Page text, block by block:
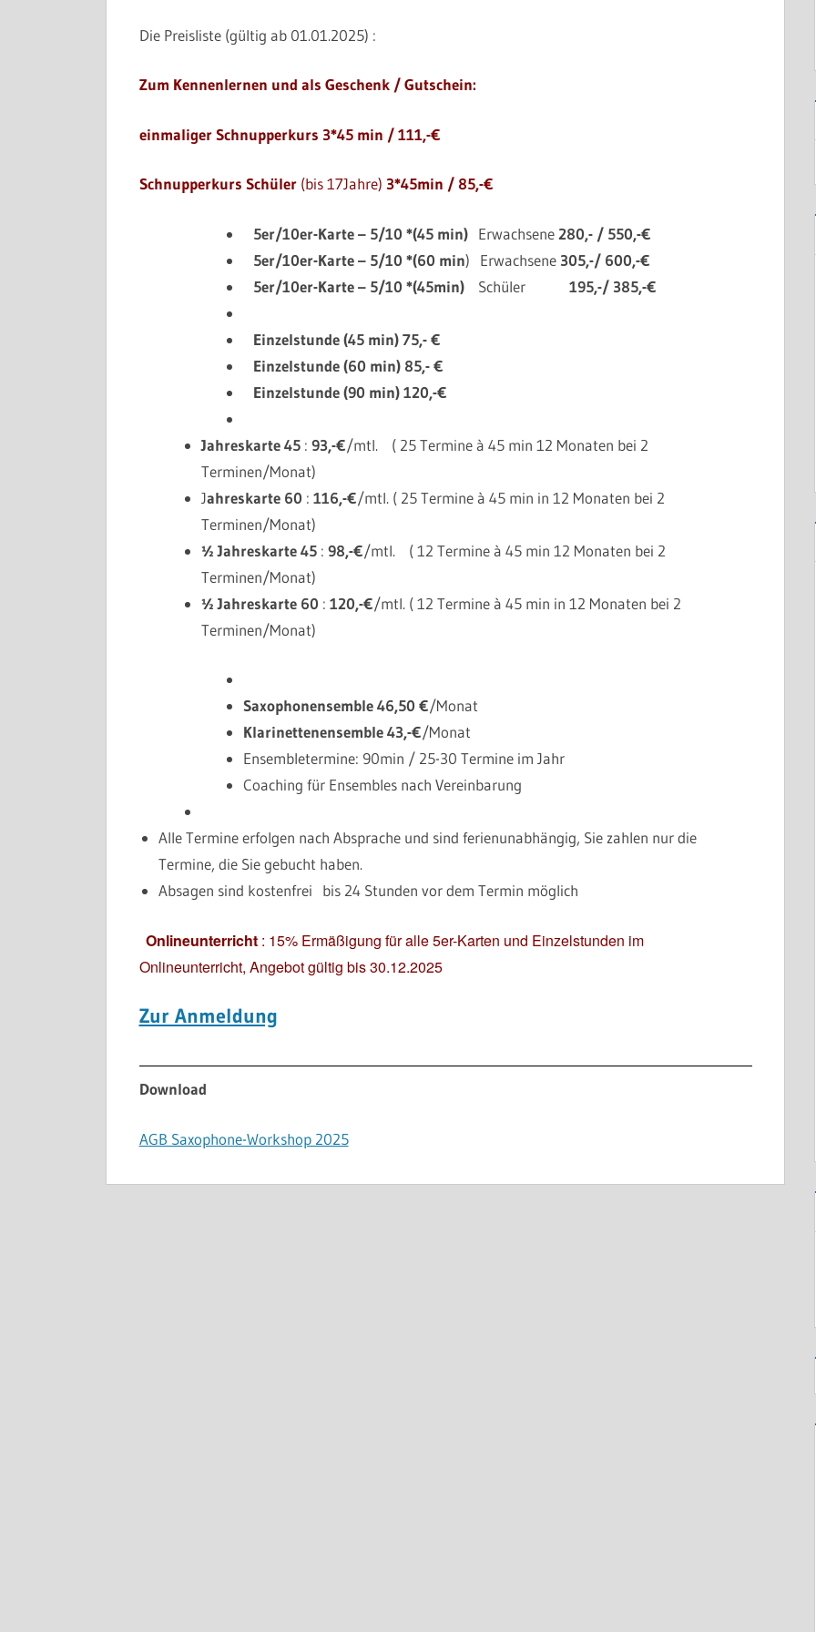
Die Preisliste (gültig ab 01.01.2025) :
Zum Kennenlernen und als Geschenk / Gutschein:
einmaliger Schnupperkurs 3*45 min / 111,-€
Schnupperkurs Schüler (bis 17Jahre) 3*45min / 85,-€
5er/10er-Karte – 5/10 *(45 min) Erwachsene280,- / 550,-€
5er/10er-Karte – 5/10 *(60 min) Erwachsene 305,-/ 600,-€
5er/10er-Karte – 5/10 *(45min) Schüler195,-/ 385,-€
Einzelstunde (45 min) 75,- €
Einzelstunde (60 min) 85,- €
Einzelstunde (90 min) 120,-€
Jahreskarte 45 : 93,-€/mtl.
( 25 Termine à 45 min 12 Monaten bei 2
Terminen/Monat)
Jahreskarte 60 : 116,-€/mtl. ( 25 Termine à 45 min in 12 Monaten bei 2
Terminen/Monat)
½ Jahreskarte 45 : 98,-€/mtl.
( 12 Termine à 45 min 12 Monaten bei 2
Terminen/Monat)
½ Jahreskarte 60 : 120,-€/mtl. ( 12 Termine à 45 min in 12 Monaten bei 2
Terminen/Monat)
Saxophonensemble 46,50 €/Monat
Klarinettenensemble 43,-€/Monat
Ensembletermine: 90min / 25-30 Termine im Jahr
Coaching für Ensembles nach Vereinbarung
Alle Termine erfolgen nach Absprache und sind ferienunabhängig, Sie zahlen nur die
Termine, die Sie gebucht haben.
Absagen sind kostenfrei bis 24 Stunden vor dem Termin möglich
Onlineunterricht: 15% Ermäßigung für alle 5er-Karten und Einzelstunden im
Onlineunterricht, Angebot gültig bis 30.12.2025
Zur Anmeldung
Download
AGB Saxophone-Workshop 2025